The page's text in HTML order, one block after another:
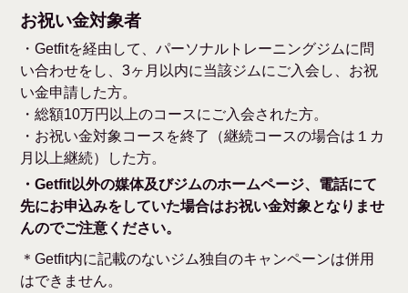
お祝い金対象者
・Getfitを経由して、パーソナルトレーニングジムに問
い合わせをし、3ヶ月以内に当該ジムにご入会し、お祝
い金申請した方。
・総額10万円以上のコースにご入会された方。
・お祝い金対象コースを終了（継続コースの場合は１カ
月以上継続）した方。
・Getfit以外の媒体及びジムのホームページ、電話にて
先にお申込みをしていた場合はお祝い金対象となりませ
んのでご注意ください。
＊Getfit内に記載のないジム独自のキャンペーンは併用
はできません。